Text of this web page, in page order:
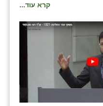
קרא עוד...